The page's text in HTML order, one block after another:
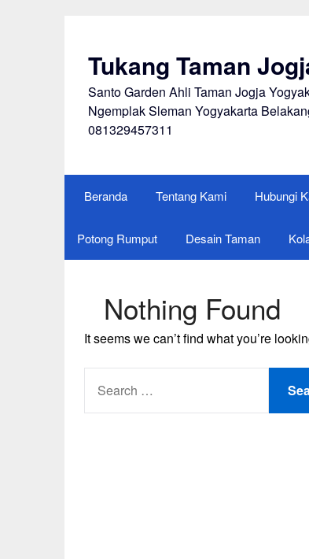
Tukang Taman
Santo Garden Ahli Taman Jogja
Ngemplak Sleman Yogyakarta
081329457311
Beranda Tentang Kami Hubungi
Potong Rumput Desain Taman
Nothing Found
It seems we can’t find what you’re
FOR: